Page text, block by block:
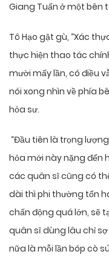
Giang Tuấn ở một bên
Tô Hạo gật gù, “Xác
thực hiện thao tác
mười mấy lần, có điều
nói xong nhìn về phía
hỏa sư.
“Đầu tiên là trọng
hỏa mới này nặng đến
các quân sĩ cũng có
dài thì phi thường tổn
chấn động quá lớn, sẽ
quân sĩ dùng lâu chỉ
nữa là mỗi lần bóp cò